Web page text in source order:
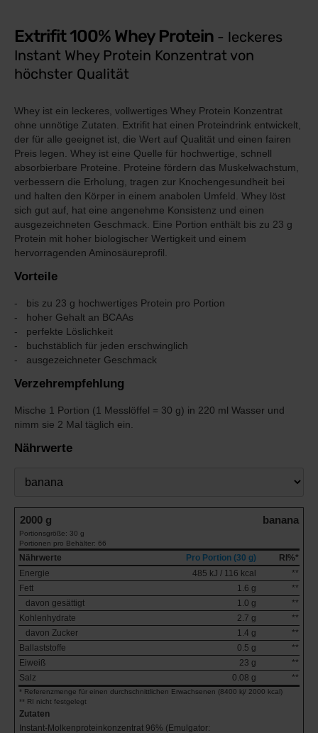
Extrifit 100% Whey Protein - leckeres
Instant Whey Protein Konzentrat von
höchster Qualität
Whey ist ein leckeres, vollwertiges Whey Protein Konzentrat
ohne unnötige Zutaten. Extrifit hat einen Proteindrink entwickelt,
der für alle geeignet ist, die Wert auf Qualität und einen fairen
Preis legen. Whey ist eine Quelle für hochwertige, schnell
absorbierbare Proteine. Proteine fördern das Muskelwachstum,
verbessern die Erholung, tragen zur Knochengesundheit bei
und halten den Körper in einem anabolen Umfeld. Whey löst
sich gut auf, hat eine angenehme Konsistenz und einen
ausgezeichneten Geschmack. Eine Portion enthält bis zu 23 g
Protein mit hoher biologischer Wertigkeit und einem
hervorragenden Aminosäureprofil.
Vorteile
bis zu 23 g hochwertiges Protein pro Portion
hoher Gehalt an BCAAs
perfekte Löslichkeit
buchstäblich für jeden erschwinglich
ausgezeichneter Geschmack
Verzehrempfehlung
Mische 1 Portion (1 Messlöffel = 30 g) in 220 ml Wasser und
nimm sie 2 Mal täglich ein.
Nährwerte
2000 g banana
Portionsgröße: 30 g
Portionen pro Behälter: 66
Nährwerte Pro Portion (30 g)
RI%*
Energie
485 kJ / 116 kcal
**
Fett
1.6 g
**
davon gesättigt
1.0 g
**
Kohlenhydrate
2.7 g
**
davon Zucker
1.4 g
**
Ballaststoffe
0.5 g
**
Eiweiß
23 g
**
Salz
0.08 g **
* Referenzmenge für einen durchschnittlichen Erwachsenen (8400 kj/ 2000 kcal)
** RI nicht festgelegt
Zutaten
Instant-Molkenproteinkonzentrat 96% (Emulgator: